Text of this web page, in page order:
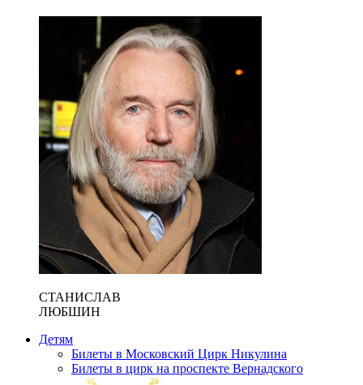
СТАНИСЛАВ
ЛЮБШИН
Детям
Билеты в Московский Цирк Никулина
Билеты в цирк на проспекте Вернадского